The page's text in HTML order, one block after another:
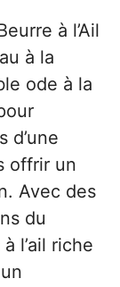
à l’Ail
à la
ode à la
d’une
offrir un
Avec des
du
l’ail riche